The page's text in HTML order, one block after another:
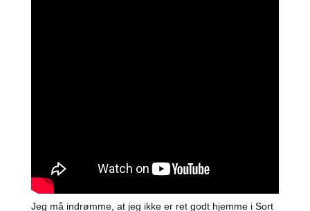
Jeg må indrømme, at jeg ikke er ret godt hjemme i Sort